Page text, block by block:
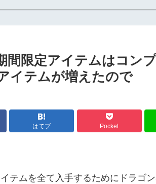
間限定アイテムはコン
イテムが増えたので
はてブ Pocket
テムを全て入手するためにドラゴ